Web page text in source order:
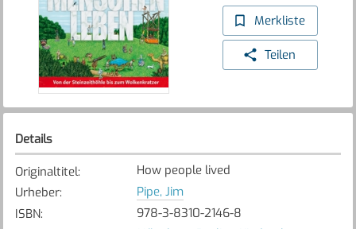
Merkliste
Teilen
Details
Originaltitel:
How people lived
Urheber:
Pipe, Jim
ISBN:
978-3-8310-2146-8